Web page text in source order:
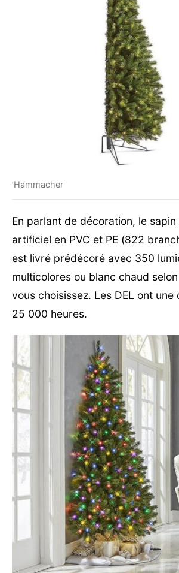
’Hammacher
En parlant de décoration, le sapin
artificiel en PVC et PE (822
est livré prédécoré avec 350
multicolores ou blanc chaud
vous choisissez. Les DEL ont
25 000 heures.